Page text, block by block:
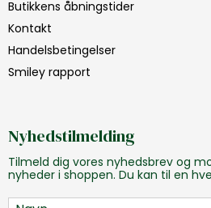
Butikkens åbningstider
Kontakt
Handelsbetingelser
Smiley rapport
Nyhedstilmelding
Tilmeld dig vores nyhedsbrev og
nyheder i shoppen. Du kan til en